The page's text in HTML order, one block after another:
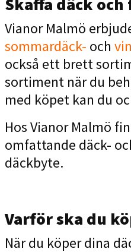
Vianor Malmö
sommardäck- och
också ett brett
sortiment när du
med köpet kan du
Hos Vianor Malmö
omfattande däck-
däckbyte.
Varför ska du
När du köper dina